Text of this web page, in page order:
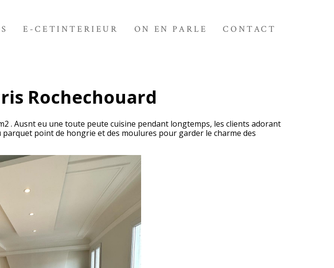
E-CETINTERIEUR ON EN PARLE CONTACT
Rochechouard
. Ausnt eu une toute peute cuisine pendant longtemps, les clients adorant
point de hongrie et des moulures pour garder le charme des